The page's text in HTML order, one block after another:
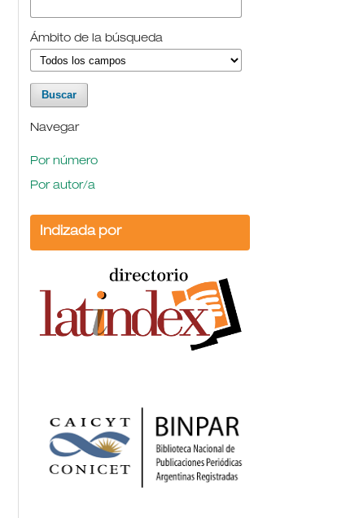
Ámbito de la búsqueda
Navegar
Por número
Por autor/a
Indizada por